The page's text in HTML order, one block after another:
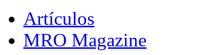
Artículos
MRO Magazine